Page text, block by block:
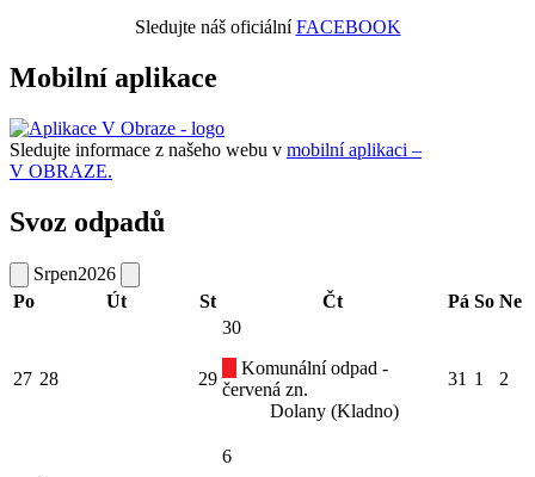
Sledujte náš oficiálníFACEBOOK
Mobilní aplikace
Sledujte informace z našeho webu v mobilní aplikaci –
V OBRAZE.
Svoz odpadů
Srpen2026
Po
Út St Čt Pá So Ne
27 28 29
30
Komunální odpad -
červená zn.
Dolany (Kladno)
31 1 2
6